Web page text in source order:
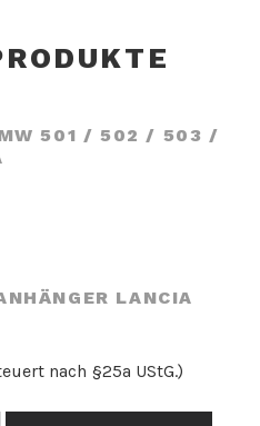
501 / 502 / 503 /
LANCIA
nach §25a UStG.)